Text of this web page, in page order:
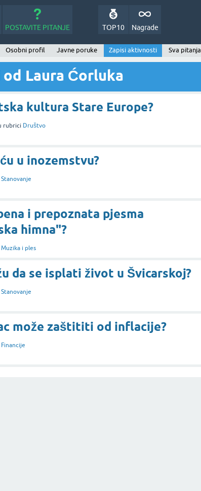
POSTAVITE PITANJE Nagrade
TOP10
Osobni profil Javne poruke Zapisi aktivnosti Sva pitanja
Laura Ćorluka
kultura Stare Europe?
rubrici Društvo
u inozemstvu?
Stanovanje
i prepoznata pjesma
himna"?
Muzika i ples
da se isplati život u Švicarskoj?
Stanovanje
može zaštititi od inflacije?
Financije